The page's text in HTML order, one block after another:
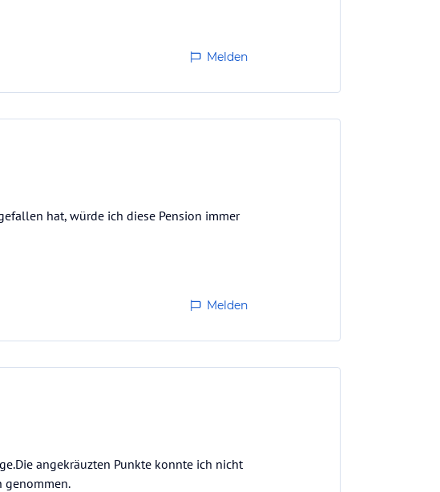
Melden
hat, würde ich diese Pension immer
Melden
angekräuzten Punkte konnte ich nicht
genommen.